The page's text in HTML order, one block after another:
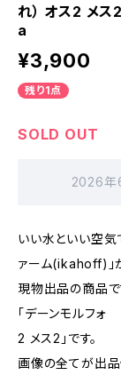
れ） オス2 メ
a
¥3,900
残り1点
SOLD OUT
2026年
いい水といい空気
ァーム(ikahoff)」
現物出品の商品で
「デーンモルフォ
2 メス2」です。
画像の全てが出品